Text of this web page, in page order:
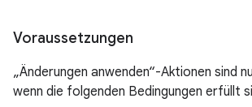
Voraussetzungen
„Änderungen anwenden“-Aktionen sind
wenn die folgenden Bedingungen erfüllt